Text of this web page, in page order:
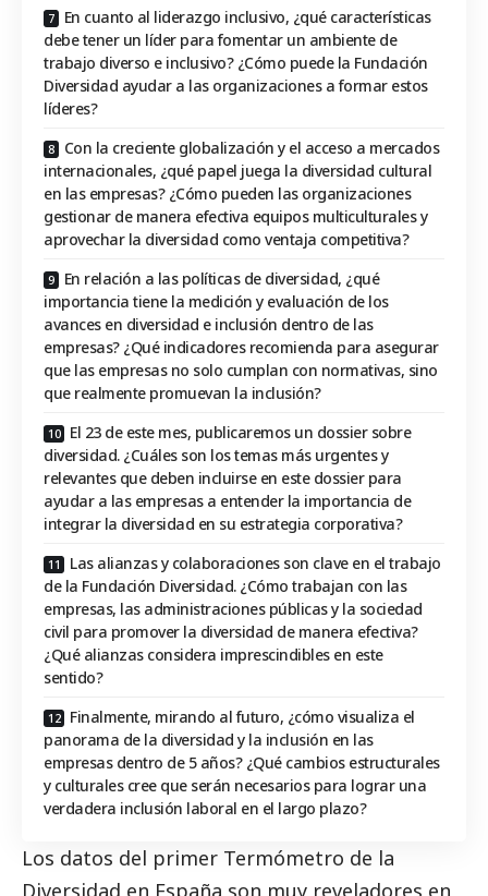
En cuanto al liderazgo inclusivo, ¿qué características
debe tener un líder para fomentar un ambiente de
trabajo diverso e inclusivo? ¿Cómo puede la Fundación
Diversidad ayudar a las organizaciones a formar estos
líderes?
Con la creciente globalización y el acceso a mercados
internacionales, ¿qué papel juega la diversidad cultural
en las empresas? ¿Cómo pueden las organizaciones
gestionar de manera efectiva equipos multiculturales y
aprovechar la diversidad como ventaja competitiva?
En relación a las políticas de diversidad, ¿qué
importancia tiene la medición y evaluación de los
avances en diversidad e inclusión dentro de las
empresas? ¿Qué indicadores recomienda para asegurar
que las empresas no solo cumplan con normativas, sino
que realmente promuevan la inclusión?
El 23 de este mes, publicaremos un dossier sobre
diversidad. ¿Cuáles son los temas más urgentes y
relevantes que deben incluirse en este dossier para
ayudar a las empresas a entender la importancia de
integrar la diversidad en su estrategia corporativa?
Las alianzas y colaboraciones son clave en el trabajo
de la Fundación Diversidad. ¿Cómo trabajan con las
empresas, las administraciones públicas y la sociedad
civil para promover la diversidad de manera efectiva?
¿Qué alianzas considera imprescindibles en este
sentido?
Finalmente, mirando al futuro, ¿cómo visualiza el
panorama de la diversidad y la inclusión en las
empresas dentro de 5 años? ¿Qué cambios estructurales
y culturales cree que serán necesarios para lograr una
verdadera inclusión laboral en el largo plazo?
Los datos del primer Termómetro de la
Diversidad en España son muy reveladores en